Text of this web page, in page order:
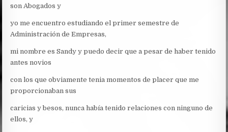
son Abogados y
yo me encuentro estudiando el primer semestre de
Administración de Empresas,
mi nombre es Sandy y puedo decir que a pesar de haber tenido
antes novios
con los que obviamente tenia momentos de placer que me
proporcionaban sus
caricias y besos, nunca había tenido relaciones con ninguno de
ellos, y